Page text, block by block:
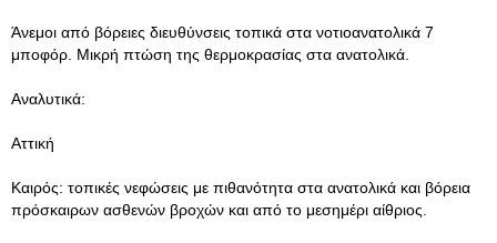
Άνεμοι από βόρειες διευθύνσεις τοπικά στα νοτιοανατολικά 7
μποφόρ. Μικρή πτώση της θερμοκρασίας στα ανατολικά.
Aναλυτικά:
Αττική
Καιρός: τοπικές νεφώσεις με πιθανότητα στα ανατολικά και βόρεια
πρόσκαιρων ασθενών βροχών και από το μεσημέρι αίθριος.